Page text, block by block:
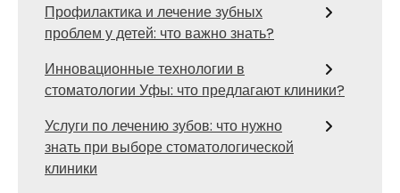
Профилактика и лечение зубных
проблем у детей: что важно знать?
Инновационные технологии в
стоматологии Уфы: что предлагают клиники?
Услуги по лечению зубов: что нужно
знать при выборе стоматологической
клиники